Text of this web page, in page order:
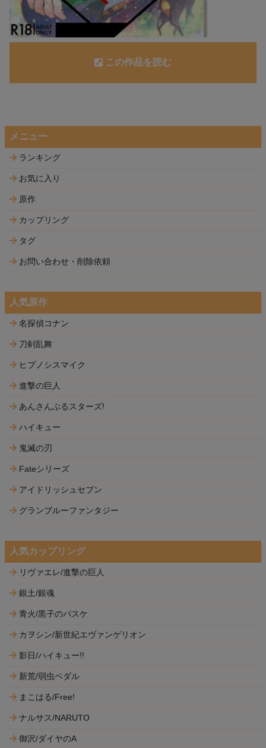
この作品を読む
メニュー
ランキング
お気に入り
原作
カップリング
タグ
お問い合わせ・削除依頼
人気原作
名探偵コナン
刀剣乱舞
ヒプノシスマイク
進撃の巨人
あんさんぶるスターズ!
ハイキュー
鬼滅の刃
Fateシリーズ
アイドリッシュセブン
グランブルーファンタジー
人気カップリング
リヴァエレ/進撃の巨人
銀土/銀魂
青火/黒子のバスケ
カヲシン/新世紀エヴァンゲリオン
影日/ハイキュー!!
新荒/弱虫ペダル
まこはる/Free!
ナルサス/NARUTO
御沢/ダイヤのA